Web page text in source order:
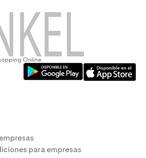
Online
para empresas